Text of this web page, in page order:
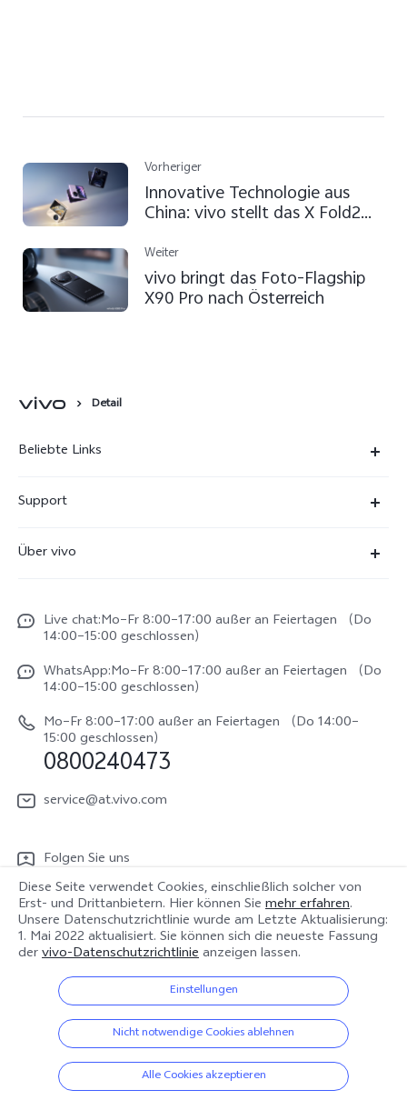
Vorheriger
Innovative Technologie aus
China: vivo stellt das X Fold2
damit sein Line-Up der
faltbaren Flaggschiffe
Weiter
vivo bringt das Foto-Flagship
X90 Pro nach Österreich
Detail
Beliebte Links
X300
V70
V70 FE
Y31e 5G
vivo Buds Air3
Support
Funtouch OS
IMEI-Authentifizierung
System Verbesserung
Reparaturerfassung
Benutzerhandbuch
Log aktualisieren
LUTs für Log-Wiederherstellung
Über vivo
Impressum
Rechtliche Hinweise
vivo Datenschutzcenter
Live chat:Mo–Fr 8:00–17:00 außer an Feiertagen （Do
14:00–15:00 geschlossen）
WhatsApp:Mo–Fr 8:00–17:00 außer an Feiertagen （Do
14:00–15:00 geschlossen）
Mo–Fr 8:00–17:00 außer an Feiertagen （Do 14:00–
15:00 geschlossen）
0800240473
service@at.vivo.com
Folgen Sie uns
Österreich | Land/Region auswählen
© 2026 vivo Mobile Communication Co., Ltd. Alle Rechte vorbehalten.
Datenschutz-Bestimmungen | Cookie-Richtlinie |
Datenschutz Support
vivo-Datenrichtlinie | Cookie-Einstellungen
Diese Seite verwendet Cookies, einschließlich solcher von
Erst- und Drittanbietern. Hier können Sie mehr erfahren.
Unsere Datenschutzrichtlinie wurde am Letzte Aktualisierung:
1. Mai 2022 aktualisiert. Sie können sich die neueste Fassung
dervivo-Datenschutzrichtlinieanzeigen lassen.
Einstellungen
Nicht notwendige Cookies ablehnen
Alle Cookies akzeptieren